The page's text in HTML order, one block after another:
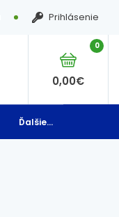
Prihlásenie
0
0,00€
Ďalšie...